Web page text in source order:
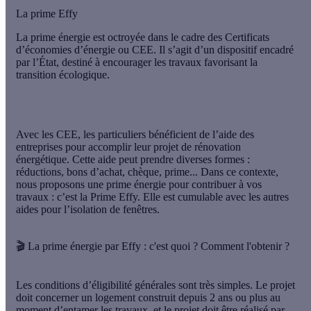
La prime Effy
La prime énergie est octroyée dans le cadre des Certificats
d’économies d’énergie ou CEE. Il s’agit d’un dispositif encadré
par l’État, destiné à encourager les travaux favorisant la
transition écologique.
Avec les CEE, les particuliers bénéficient de l’aide des
entreprises pour accomplir leur projet de rénovation
énergétique. Cette aide peut prendre diverses formes :
réductions, bons d’achat, chèque, prime... Dans ce contexte,
nous proposons une prime énergie pour contribuer à vos
travaux : c’est la Prime Effy. Elle est cumulable avec les autres
aides pour l’isolation de fenêtres.
🎬 La prime énergie par Effy : c'est quoi ? Comment l'obtenir ?
Les conditions d’éligibilité générales sont très simples. Le projet
doit concerner un logement construit depuis 2 ans ou plus au